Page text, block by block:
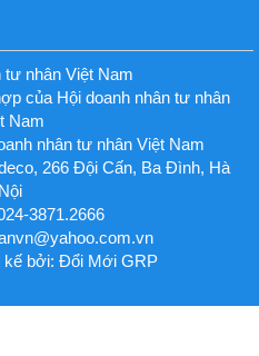
tư nhân Việt Nam
của Hội doanh nhân tư nhân
Nam
nhân tư nhân Việt Nam
266 Đội Cấn, Ba Đình, Hà
Nội
3871.2666
kế bởi: Đổi Mới GRP